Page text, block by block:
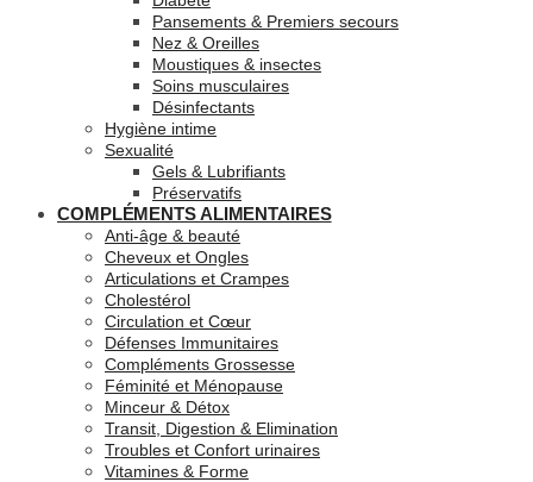
Pansements & Premiers secours
Nez & Oreilles
Moustiques & insectes
Soins musculaires
Désinfectants
Hygiène intime
Sexualité
Gels & Lubrifiants
Préservatifs
COMPLÉMENTS ALIMENTAIRES
Anti-âge & beauté
Cheveux et Ongles
Articulations et Crampes
Cholestérol
Circulation et Cœur
Défenses Immunitaires
Compléments Grossesse
Féminité et Ménopause
Minceur & Détox
Transit, Digestion & Elimination
Troubles et Confort urinaires
Vitamines & Forme